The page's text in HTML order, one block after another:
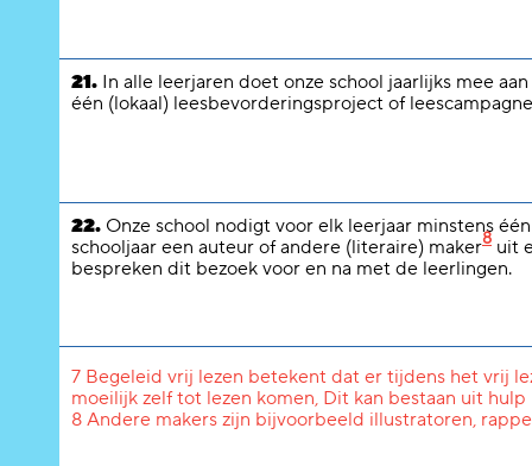
21. In alle leerjaren doet onze school jaarlijks mee
één (lokaal) leesbevorderingsproject of
22. Onze school nodigt voor elk leerjaar minstens
schooljaar een auteur of andere (literaire) maker8 uit
bespreken dit bezoek voor en na met de leerlingen.
7 Begeleid vrij lezen betekent dat er tijdens het vrij
moeilijk zelf tot lezen komen, Dit kan bestaan uit
8 Andere makers zijn bijvoorbeeld illustratoren,